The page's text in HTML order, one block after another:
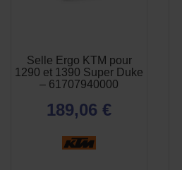
Selle Ergo KTM pour
1290 et 1390 Super Duke
– 61707940000
189,06 €
APERÇU
RAPIDE